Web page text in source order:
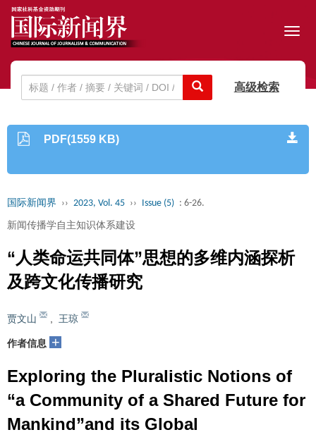
高级检索
PDF(1559 KB)
国际新闻界 ›› 2023, Vol. 45 ›› Issue (5) : 6-26.
新闻传播学自主知识体系建设
“人类命运共同体”思想的多维内涵探析
及跨文化传播研究
贾文山 王琼
作者信息 +
Exploring the Pluralistic Notions of
“a Community of a Shared Future for
Mankind”and its Global